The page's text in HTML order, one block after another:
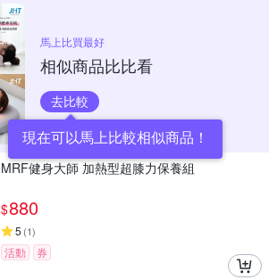
馬上比買最好
相似商品比比看
去比較
現在可以馬上比較相似商品！
MRF健身大師 加熱型超膝力保養組
$880
5 (1)
活動 券